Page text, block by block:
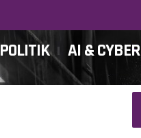
POLITIK AI & CYBER